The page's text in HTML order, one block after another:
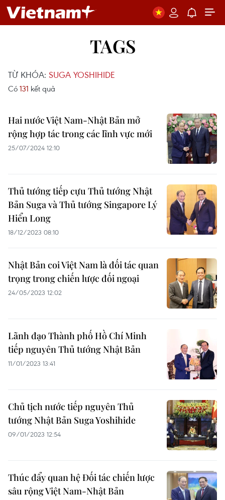
TAGS
TỪ KHÓA: SUGA YOSHIHIDE
Có 131 kết quả
Hai nước Việt Nam-Nhật Bản mở
rộng hợp tác trong các lĩnh vực mới
25/07/2024 12:10
Thủ tướng tiếp cựu Thủ tướng Nhật
Bản Suga và Thủ tướng Singapore Lý
Hiển Long
18/12/2023 08:10
Nhật Bản coi Việt Nam là đối tác quan
trọng trong chiến lược đối ngoại
24/05/2023 12:02
Lãnh đạo Thành phố Hồ Chí Minh
tiếp nguyên Thủ tướng Nhật Bản
11/01/2023 13:41
Chủ tịch nước tiếp nguyên Thủ
tướng Nhật Bản Suga Yoshihide
09/01/2023 12:54
Thúc đẩy quan hệ Đối tác chiến lược
sâu rộng Việt Nam-Nhật Bản